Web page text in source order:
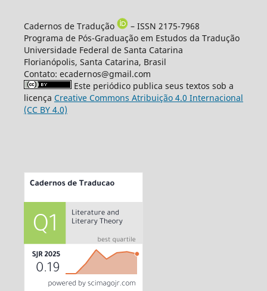
Cadernos de Tradução
– ISSN 2175-7968
Programa de Pós-Graduação em Estudos da Tradução
Universidade Federal de Santa Catarina
Florianópolis, Santa Catarina, Brasil
Contato: ecadernos@gmail.com
Este periódico publica seus textos sob a
licença Creative Commons Atribuição 4.0 Internacional
(CC BY 4.0)